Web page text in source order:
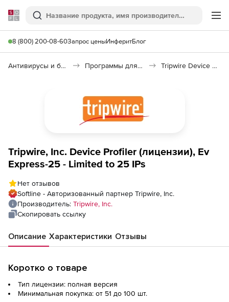
Softline
Поиск
8 (800) 200-08-60Запрос ценыИнферитБлог
Антивирусы и безопасность Программы для защиты информации Tripwire Device Profiler
Tripwire, Inc. Device Profiler (лицензии), Ev
Express-25 - Limited to 25 IPs
Нет отзывов
Softline - Авторизованный партнер Tripwire, Inc.
Производитель: Tripwire, Inc.
Скопировать ссылку
Описание Характеристики Отзывы
Коротко о товаре
Тип лицензии: полная версия
Минимальная покупка: от 51 до 100 шт.